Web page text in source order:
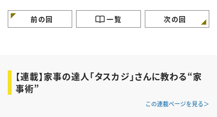
前の回 一覧 次の回
【連載】家事の達人「タスカジ」さんに教わる“家
事術”
この連載ページを見る